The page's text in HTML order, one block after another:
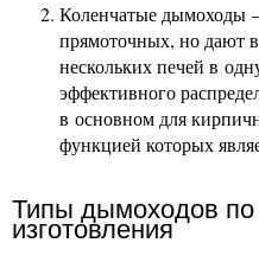
Коленчатые дымоходы
прямоточных, но дают
нескольких печей в
эффективного
в основном для
функцией которых
Типы дымоходов по
изготовления